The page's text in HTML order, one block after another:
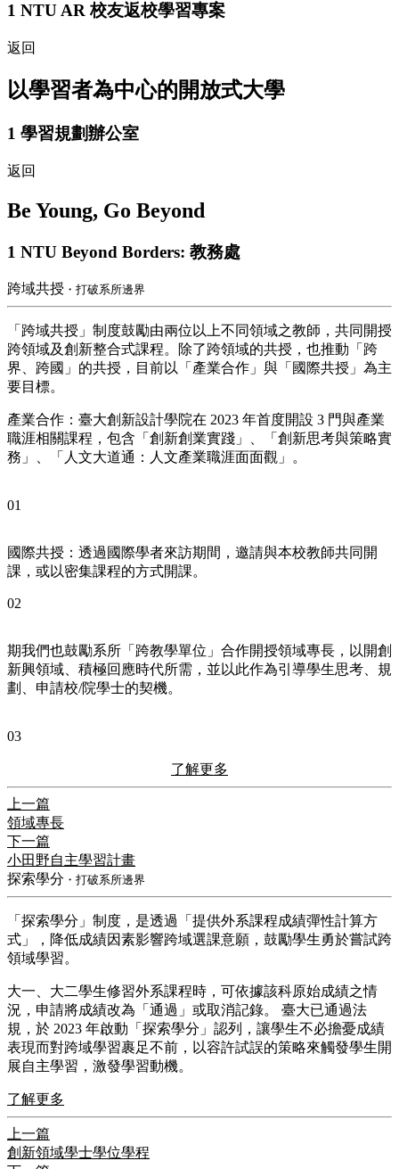
1 NTU AR 校友返校學習專案
返回
以學習者為中心的開放式大學
1 學習規劃辦公室
返回
Be Young, Go Beyond
1 NTU Beyond Borders: 教務處
跨域共授 ・打破系所邊界
「跨域共授」制度鼓勵由兩位以上不同領域之教師，共同開授
跨領域及創新整合式課程。除了跨領域的共授，也推動「跨
界、跨國」的共授，目前以「產業合作」與「國際共授」為主
要目標。
產業合作：臺大創新設計學院在 2023 年首度開設 3 門與產業
職涯相關課程，包含「創新創業實踐」、「創新思考與策略實
務」、「人文大道通：人文產業職涯面面觀」。
01
國際共授：透過國際學者來訪期間，邀請與本校教師共同開
課，或以密集課程的方式開課。
02
期我們也鼓勵系所「跨教學單位」合作開授領域專長，以開創
新興領域、積極回應時代所需，並以此作為引導學生思考、規
劃、申請校/院學士的契機。
03
了解更多
上一篇
領域專長
下一篇
小田野自主學習計畫
探索學分 ・打破系所邊界
​「探索學分」制度，是透過「提供外系課程成績彈性計算方
式」，降低成績因素影響跨域選課意願，鼓勵學生勇於嘗試跨
領域學習。
​大一、大二學生修習外系課程時，可依據該科原始成績之情
況，申請將成績改為「通過」或取消記錄。 臺大已通過法
規，於 2023 年啟動「探索學分」認列，讓學生不必擔憂成績
表現而對跨域學習裹足不前，以容許試誤的策略來觸發學生開
展自主學習，激發學習動機。
了解更多
上一篇
創新領域學士學位學程